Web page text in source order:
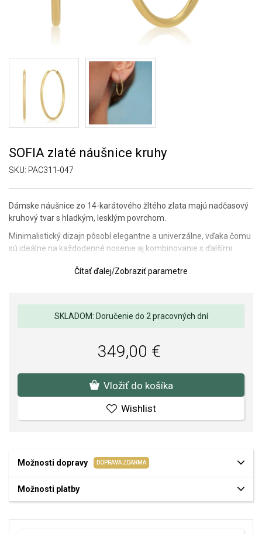
SOFIA zlaté náušnice kruhy
SKU: PAC311-047
Dámske náušnice zo 14-karátového žltého zlata majú nadčasový
kruhový tvar s hladkým, lesklým povrchom.
Minimalistický dizajn pôsobí elegantne a univerzálne, vďaka čomu
sú ideálne na každodenné nosenie aj kombinovanie s ďalšími
Rozmer náušnice: 1,5 x 30 mm.
Čítať ďalej/Zobraziť parametre
SKLADOM: Doručenie do 2 pracovných dní
349,00 €
Vložiť do košíka
Wishlist
Možnosti dopravy DOPRAVA ZDARMA
Možnosti platby